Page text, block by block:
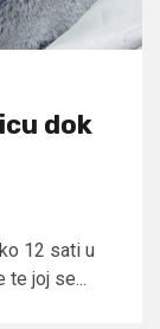
dok
12 sati u
te joj se...